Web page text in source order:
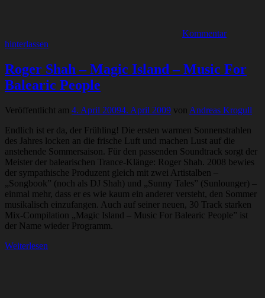
Kommentar
hinterlassen
Roger Shah – Magic Island – Music For
Balearic People
Veröffentlicht am 4. April 20094. April 2009 von Andreas Krogull
Endlich ist er da, der Frühling! Die ersten warmen Sonnenstrahlen
des Jahres locken an die frische Luft und machen Lust auf die
anstehende Sommersaison. Für den passenden Soundtrack sorgt der
Meister der balearischen Trance-Klänge: Roger Shah. 2008 bewies
der sympathische Produzent gleich mit zwei Artistalben –
„Songbook” (noch als DJ Shah) und „Sunny Tales” (Sunlounger) –
einmal mehr, dass er es wie kaum ein anderer versteht, den Sommer
musikalisch einzufangen. Auch auf seiner neuen, 30 Track starken
Mix-Compilation „Magic Island – Music For Balearic People” ist
der Name wieder Programm.
Weiterlesen